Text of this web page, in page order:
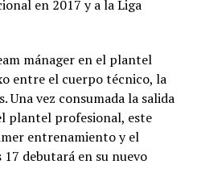
en 2017 y a la Liga
mánager en el plantel
entre el cuerpo técnico, la
vez consumada la salida
plantel profesional, este
entrenamiento y el
debutará en su nuevo